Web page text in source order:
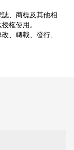
、商標及其他相
權使用。
、轉載、發行、